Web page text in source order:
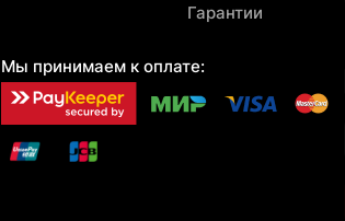
Мы принимаем к оплате:
Гарантии